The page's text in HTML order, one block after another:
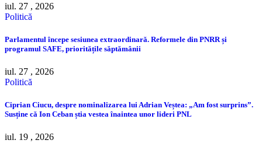
iul. 27 , 2026
Politică
Parlamentul începe sesiunea extraordinară. Reformele din PNRR și
programul SAFE, prioritățile săptămânii
iul. 27 , 2026
Politică
Ciprian Ciucu, despre nominalizarea lui Adrian Veștea: „Am fost surprins”.
Susține că Ion Ceban știa vestea înaintea unor lideri PNL
iul. 19 , 2026